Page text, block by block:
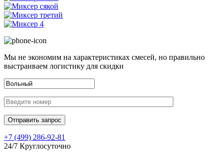
Мы не экономим на характеристиках смесей, но правильно
выстраиваем логистику для скидки
+7 (499) 286-92-81
24/7 Круглосуточно